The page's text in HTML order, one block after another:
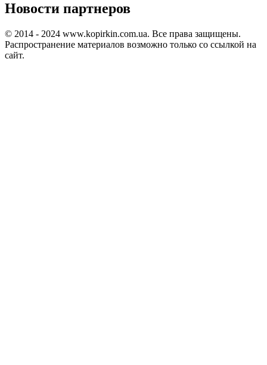
Новости партнеров
© 2014 - 2024 www.kopirkin.com.ua. Все права защищены.
Распространение материалов возможно только со ссылкой на
сайт.